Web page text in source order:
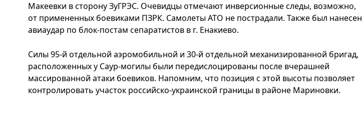
Макеевки в сторону ЗуГРЭС. Очевидцы отмечают инверсионные следы, возможно,
от примененных боевиками ПЗРК. Самолеты АТО не пострадали. Также был нанесен
авиаудар по блок-постам сепаратистов в г. Енакиево.
Силы 95-й отдельной аэромобильной и 30-й отдельной механизированной бригад,
расположенных у Саур-могилы были передислоцированы после вчерашней
массированной атаки боевиков. Напомним, что позиция с этой высоты позволяет
контролировать участок российско-украинской границы в районе Мариновки.